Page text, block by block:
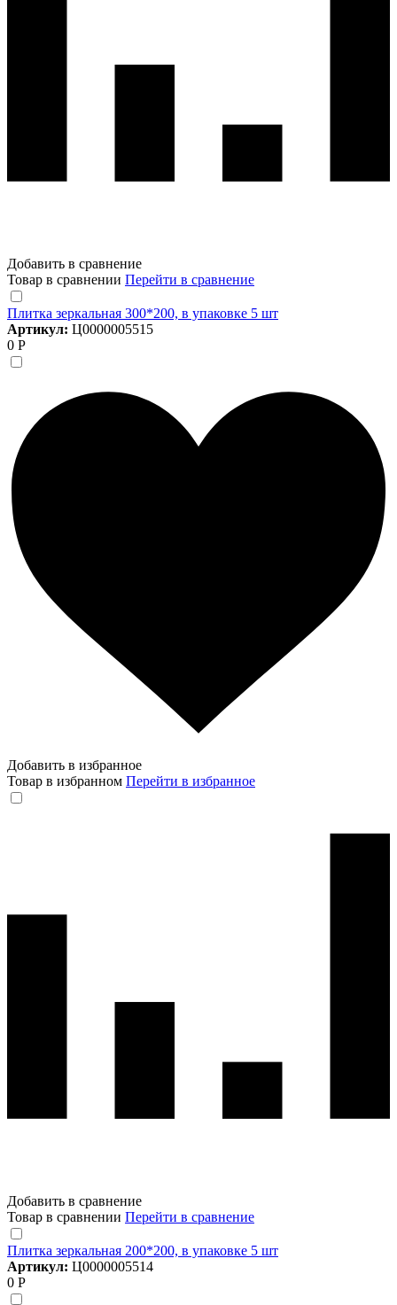
Добавить в сравнение
Товар в сравнении Перейти в сравнение
Плитка зеркальная 300*200, в упаковке 5 шт
Артикул: Ц0000005515
0 Р
Добавить в избранное
Товар в избранном Перейти в избранное
Добавить в сравнение
Товар в сравнении Перейти в сравнение
Плитка зеркальная 200*200, в упаковке 5 шт
Артикул: Ц0000005514
0 Р